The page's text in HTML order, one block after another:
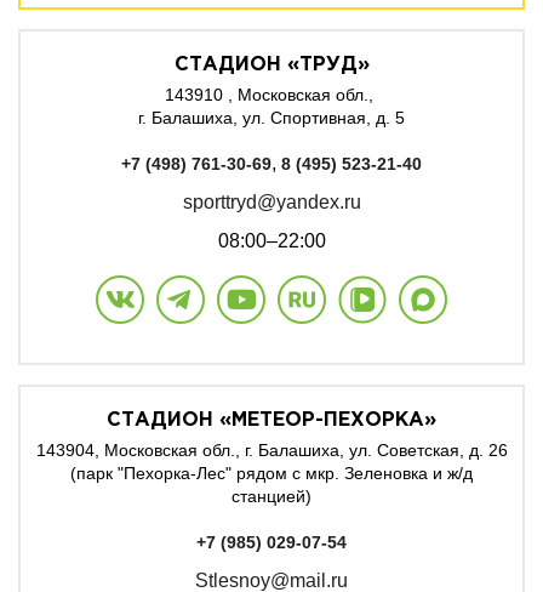
СТАДИОН «ТРУД»
143910 , Московская обл.,
г. Балашиха, ул. Спортивная, д. 5
+7 (498) 761-30-69, 8 (495) 523-21-40
sporttryd@yandex.ru
08:00–22:00
СТАДИОН «МЕТЕОР-ПЕХОРКА»
143904, Московская обл., г. Балашиха, ул. Советская, д. 26
(парк "Пехорка-Лес" рядом с мкр. Зеленовка и ж/д
станцией)
+7 (985) 029-07-54
Stlesnoy@mail.ru